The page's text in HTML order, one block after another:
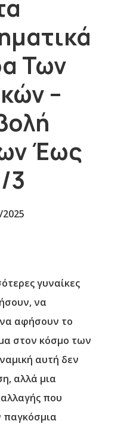
Των
–
Έως
3
γυναίκες
να
αφήσουν το
στον κόσμο των
αυτή δεν
αλλά μια
που
παγκόσμια